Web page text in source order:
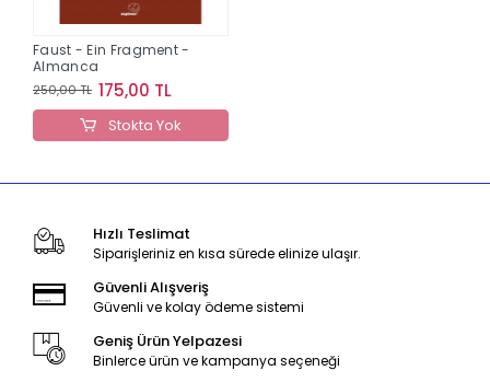
Faust - Ein Fragment -
Almanca
250,00 TL 175,00 TL
Stokta Yok
Hızlı Teslimat
Siparişleriniz en kısa sürede elinize ulaşır.
Güvenli Alışveriş
Güvenli ve kolay ödeme sistemi
Geniş Ürün Yelpazesi
Binlerce ürün ve kampanya seçeneği